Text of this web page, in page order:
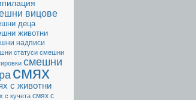
вицове
деца
животни
надписи
статуси смешни
смешни
смях
с животни
с кучета смях с